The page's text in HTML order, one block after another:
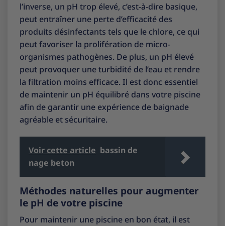
l’inverse, un pH trop élevé, c’est-à-dire basique,
peut entraîner une perte d’efficacité des
produits désinfectants tels que le chlore, ce qui
peut favoriser la prolifération de micro-
organismes pathogènes. De plus, un pH élevé
peut provoquer une turbidité de l’eau et rendre
la filtration moins efficace. Il est donc essentiel
de maintenir un pH équilibré dans votre piscine
afin de garantir une expérience de baignade
agréable et sécuritaire.
Voir cette article bassin de
nage beton
Méthodes naturelles pour augmenter
le pH de votre piscine
Pour maintenir une piscine en bon état, il est